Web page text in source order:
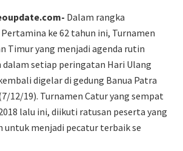
Dalam rangka
ke 62 tahun ini, Turnamen
Timur yang menjadi agenda rutin
setiap peringatan Hari Ulang
digelar di gedung Banua Patra
12/19). Turnamen Catur yang sempat
lalu ini, diikuti ratusan peserta yang
untuk menjadi pecatur terbaik se